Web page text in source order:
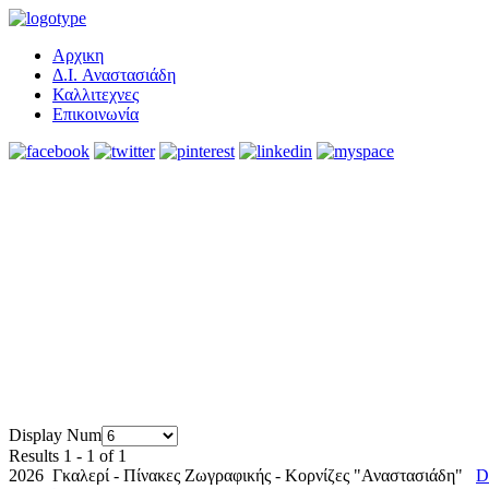
Αρχικη
Δ.I. Αναστασιάδη
Καλλιτεχνες
Επικοινωνία
Display Num
Results 1 - 1 of 1
2026 Γκαλερί - Πίνακες Ζωγραφικής - Κορνίζες "Αναστασιάδη"